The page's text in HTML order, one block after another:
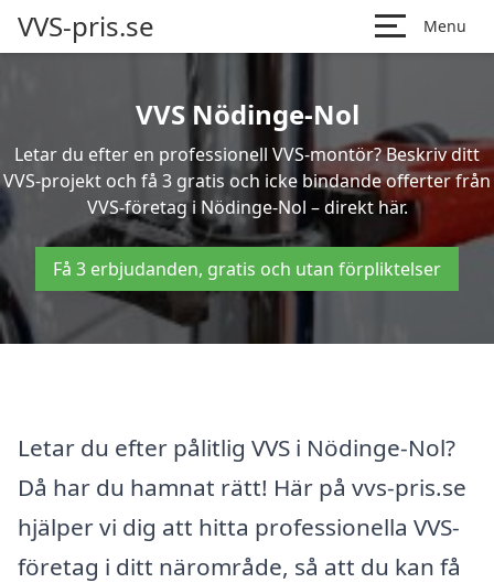
VVS-pris.se Menu
VVS Nödinge-Nol
Letar du efter en professionell VVS-montör? Beskriv ditt
VVS-projekt och få 3 gratis och icke bindande offerter från
VVS-företag i Nödinge-Nol – direkt här.
Få 3 erbjudanden, gratis och utan förpliktelser
Letar du efter pålitlig VVS i Nödinge-Nol?
Då har du hamnat rätt! Här på vvs-pris.se
hjälper vi dig att hitta professionella VVS-
företag i ditt närområde, så att du kan få